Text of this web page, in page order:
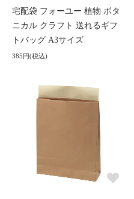
宅配袋 フォーユー 植物 ボタ
ニカル クラフト 送れるギフ
トバッグ A3サイズ
385円(税込)